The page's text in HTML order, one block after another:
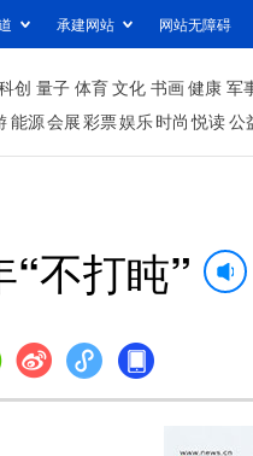
承建网站 网站无障碍
创 量子 体育文化 书画健康 军
能源会展彩票娱乐时尚 悦读公
不打盹”